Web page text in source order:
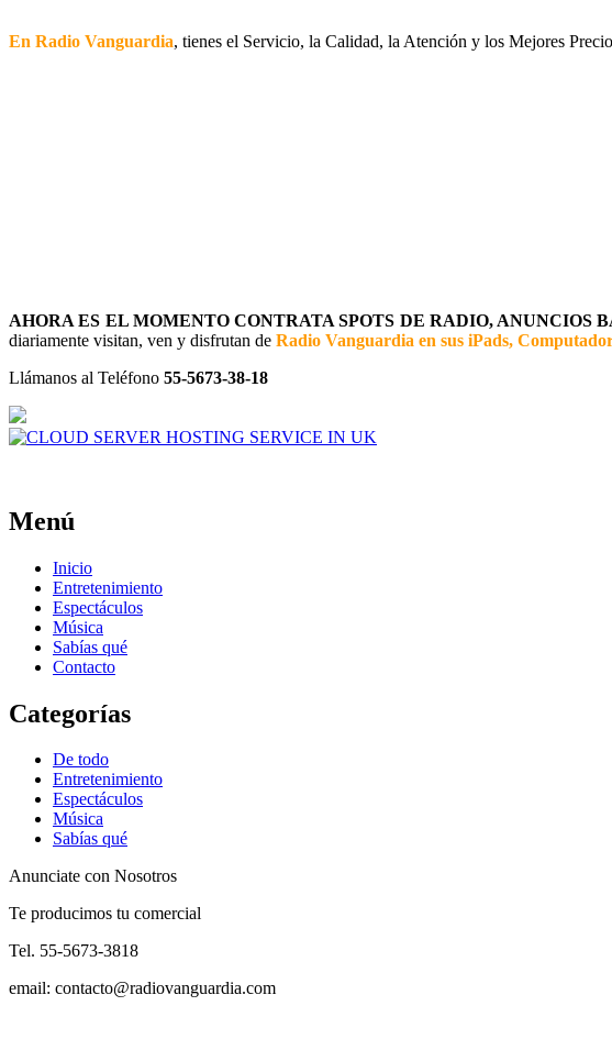
En Radio Vanguardia, tienes el Servicio, la Calidad, la Atención y los Mejores
AHORA ES EL MOMENTO CONTRATA SPOTS DE RADIO, ANUNCIOS
diariamente visitan, ven y disfrutan de Radio Vanguardia en sus iPads,
Llámanos al Teléfono 55-5673-38-18
Menú
Inicio
Entretenimiento
Espectáculos
Música
Sabías qué
Contacto
Categorías
De todo
Entretenimiento
Espectáculos
Música
Sabías qué
Anunciate con Nosotros
Te producimos tu comercial
Tel. 55-5673-3818
email: contacto@radiovanguardia.com